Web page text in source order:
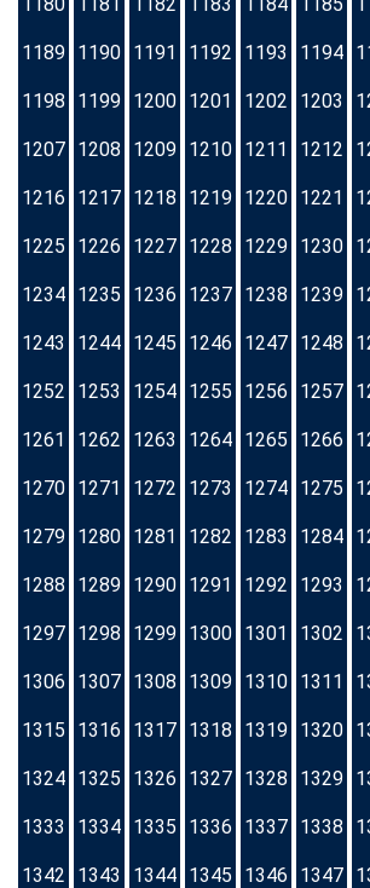
1189 1190 1191 1192 1193 1194
1198 1199 1200 1201 1202 1203
1207 1208 1209 1210 1211 1212
1216 1217 1218 1219 1220 1221
1225 1226 1227 1228 1229 1230
1234 1235 1236 1237 1238 1239
1243 1244 1245 1246 1247 1248
1252 1253 1254 1255 1256 1257
1261 1262 1263 1264 1265 1266
1270 1271 1272 1273 1274 1275
1279 1280 1281 1282 1283 1284
1288 1289 1290 1291 1292 1293
1297 1298 1299 1300 1301 1302
1306 1307 1308 1309 1310 1311
1315 1316 1317 1318 1319 1320
1324 1325 1326 1327 1328 1329
1333 1334 1335 1336 1337 1338
1342 1343 1344 1345 1346 1347